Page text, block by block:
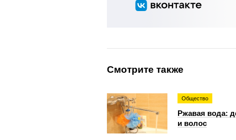
Смотрите также
Общество
Ржавая вода:
и волос